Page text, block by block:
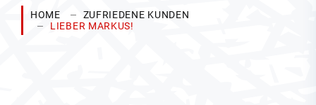
HOME
ZUFRIEDENE KUNDEN
LIEBER MARKUS!